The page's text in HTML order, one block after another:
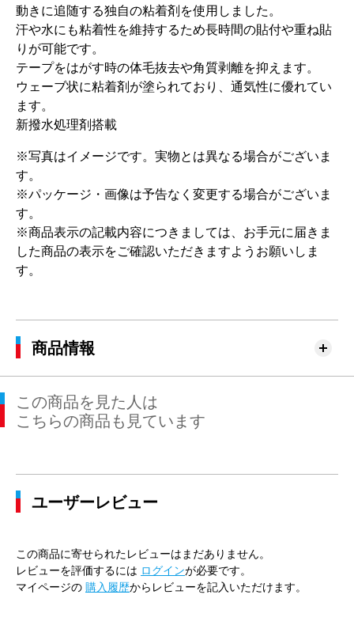
動きに追随する独自の粘着剤を使用しました。
汗や水にも粘着性を維持するため長時間の貼付や重ね貼
りが可能です。
テープをはがす時の体毛抜去や角質剥離を抑えます。
ウェーブ状に粘着剤が塗られており、通気性に優れてい
ます。
新撥水処理剤搭載
※写真はイメージです。実物とは異なる場合がございま
す。
※パッケージ・画像は予告なく変更する場合がございま
す。
※商品表示の記載内容につきましては、お手元に届きま
した商品の表示をご確認いただきますようお願いしま
す。
商品情報
この商品を見た人は
こちらの商品も見ています
ユーザーレビュー
この商品に寄せられたレビューはまだありません。
レビューを評価するには ログインが必要です。
マイページの 購入履歴からレビューを記入いただけます。